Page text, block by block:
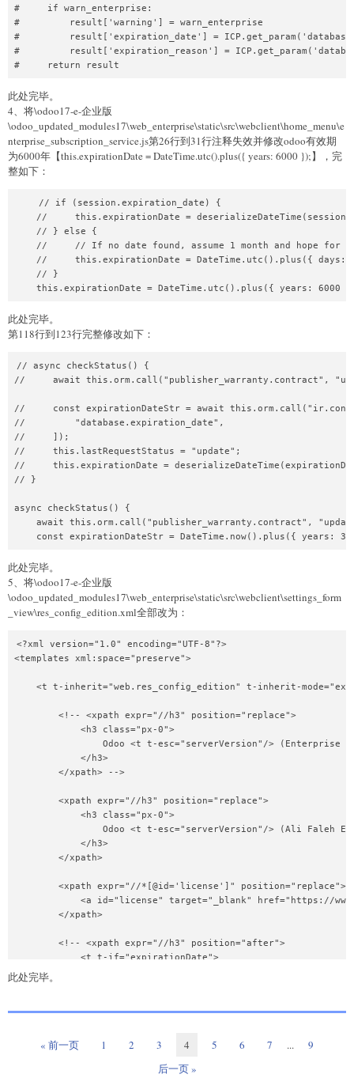
#     if warn_enterprise:
#         result['warning'] = warn_enterprise
#         result['expiration_date'] =
#         result['expiration_reason'] =
#     return result
此处完毕。
4、将\odoo17-e-企业版
\odoo_updated_modules17\web_enterprise\static\src\webclient\home_menu\e
nterprise_subscription_service.js第26行到31行注释失效并修改odoo有效期
为6000年【this.expirationDate = DateTime.utc().plus({ years: 6000 });】，完
整如下：
    // if (session.expiration_date) {
//     this.expirationDate =
    // } else {
//     // If no date found, assume 1 month and hope for
//     this.expirationDate = DateTime.utc().plus({ days:
    // }
this.expirationDate = DateTime.utc().plus({ years: 6000
此处完毕。
第118行到123行完整修改如下：
// async checkStatus() {
//     await this.orm.call("publisher_warranty.contract",
//     const expirationDateStr = await
//         "database.expiration_date",
//     ]);
//     this.lastRequestStatus = "update";
//     this.expirationDate =
// }
async checkStatus() {
await this.orm.call("publisher_warranty.contract",
const expirationDateStr = DateTime.now().plus({ years:
此处完毕。
5、将\odoo17-e-企业版
\odoo_updated_modules17\web_enterprise\static\src\webclient\settings_form
_view\res_config_edition.xml全部改为：
<?xml version="1.0" encoding="UTF-8"?>
<templates xml:space="preserve">
<t t-inherit="web.res_config_edition" t-inherit-
        <!-- <xpath expr="//h3" position="replace">
            <h3 class="px-0">
Odoo <t t-esc="serverVersion"/> (Enterprise
            </h3>
        </xpath> -->
        <xpath expr="//h3" position="replace">
            <h3 class="px-0">
Odoo <t t-esc="serverVersion"/> (Ali Faleh
            </h3>
        </xpath>
        <xpath expr="//*[@id='license']" position="replace">
<a id="license" target="_blank" href="https://
        </xpath>
        <!-- <xpath expr="//h3" position="after">
            <t t-if="expirationDate">
<h5>Database expiration: <t t-
            </t>
            <t t-if="expirationDate">
此处完毕。
« 前一页 1 2 3 4 5 6 7 ...
9
后一页 »